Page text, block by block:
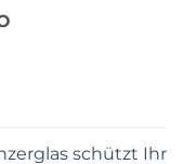
schützt Ihr